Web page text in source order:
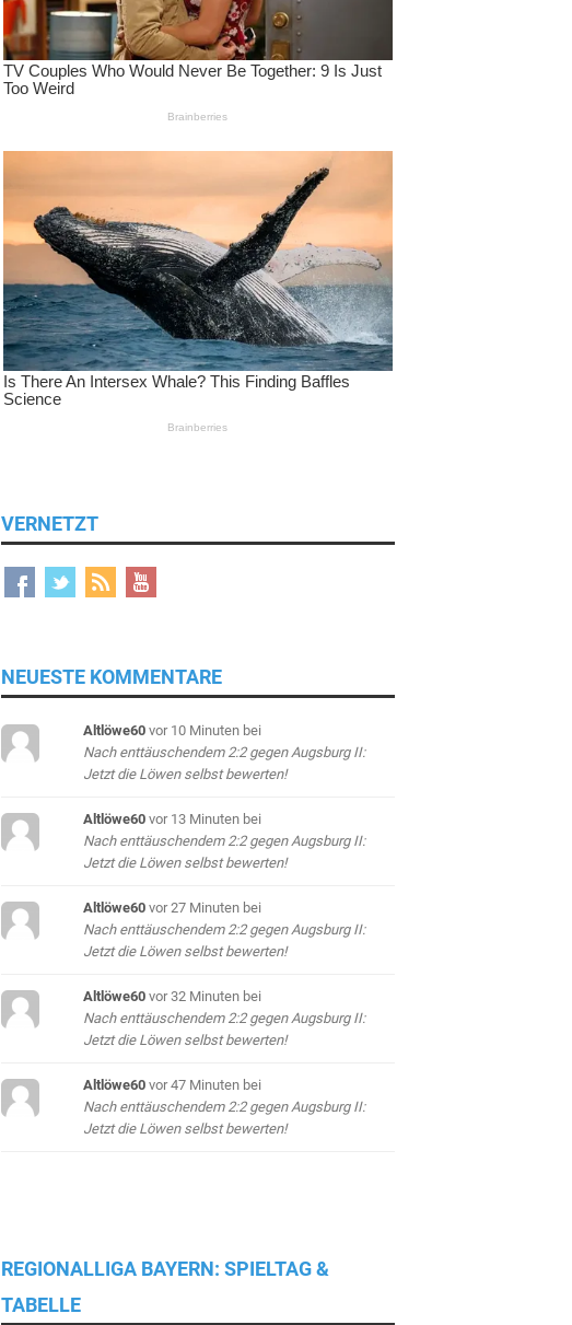
VERNETZT
NEUESTE KOMMENTARE
Altlöwe60 vor 10 Minuten bei
Nach enttäuschendem 2:2 gegen Augsburg II:
Jetzt die Löwen selbst bewerten!
Altlöwe60 vor 13 Minuten bei
Nach enttäuschendem 2:2 gegen Augsburg II:
Jetzt die Löwen selbst bewerten!
Altlöwe60 vor 27 Minuten bei
Nach enttäuschendem 2:2 gegen Augsburg II:
Jetzt die Löwen selbst bewerten!
Altlöwe60 vor 32 Minuten bei
Nach enttäuschendem 2:2 gegen Augsburg II:
Jetzt die Löwen selbst bewerten!
Altlöwe60 vor 47 Minuten bei
Nach enttäuschendem 2:2 gegen Augsburg II:
Jetzt die Löwen selbst bewerten!
REGIONALLIGA BAYERN: SPIELTAG &
TABELLE